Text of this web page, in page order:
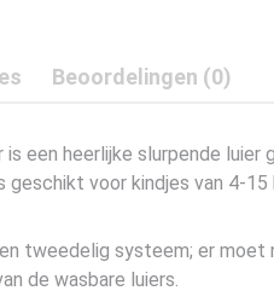
Beoordelingen (0)
is een heerlijke slurpende
geschikt voor kindjes van 4-15
tweedelig systeem; er
de wasbare luiers.